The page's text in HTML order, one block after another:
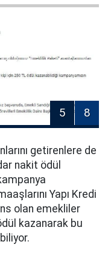
5 8
getirenlere de
nakit ödül
Yapı Kredi
olan emekliler
kazanarak bu